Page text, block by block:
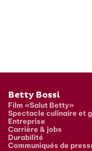
Pied de page
Betty Bossi
Film «Salut Betty»
Spectacle culinaire et
Entreprise
Carrière & jobs
Durabilité
Communiqués de